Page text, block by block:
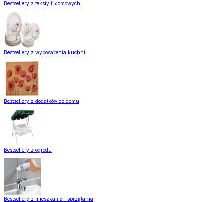
Bestsellery z tekstylii domowych
Bestsellery z wyposażenia kuchni
Bestsellery z dodatków do domu
Bestsellery z ogrodu
Bestsellery z mieszkania i sprzątania